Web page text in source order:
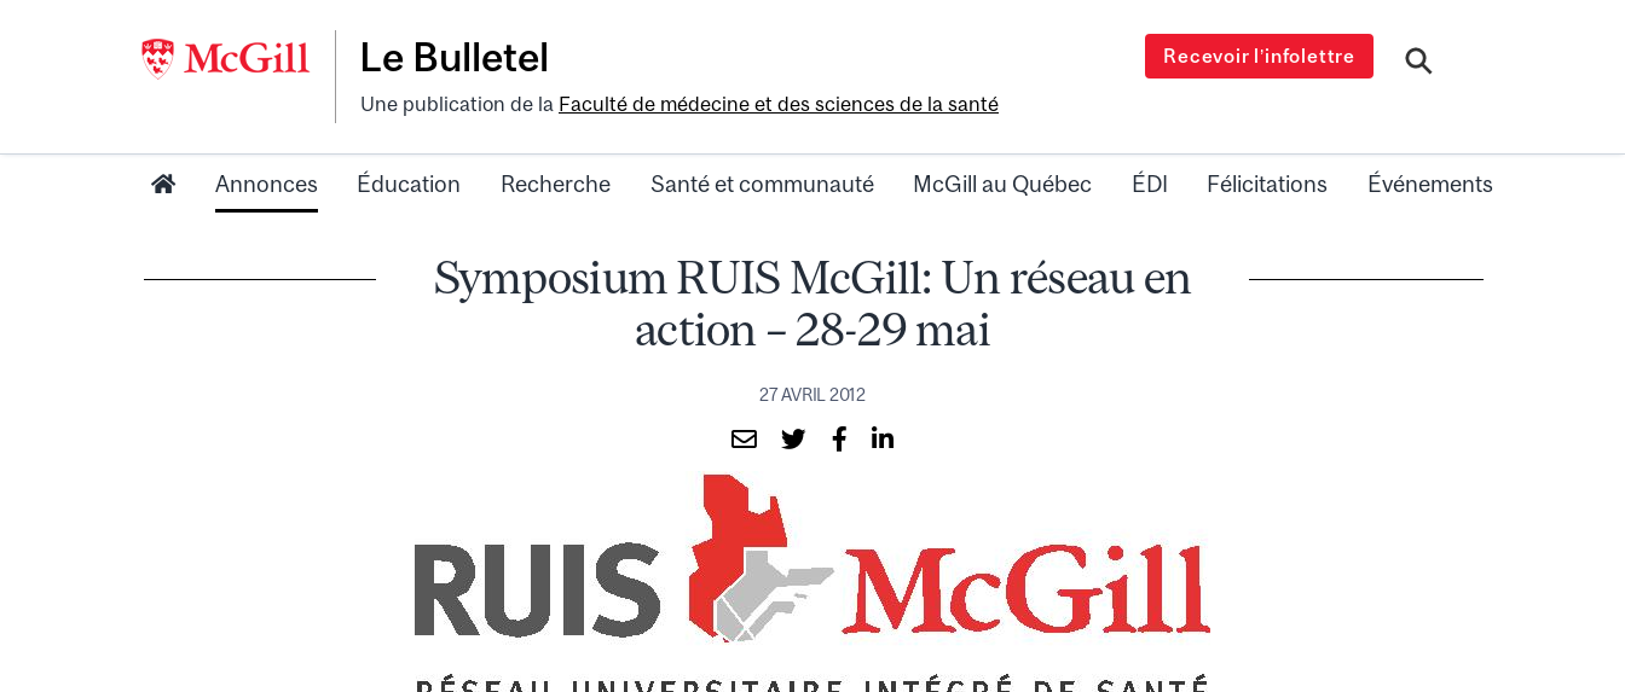
Le Bulletel
Une publication de la Faculté de médecine et des sciences de la santé
Recevoir l’infolettre
Annonces Éducation Recherche Santé et communauté McGill au Québec ÉDI Félicitations Événements
Symposium RUIS McGill: Un réseau en
action – 28-29 mai
27 AVRIL 2012